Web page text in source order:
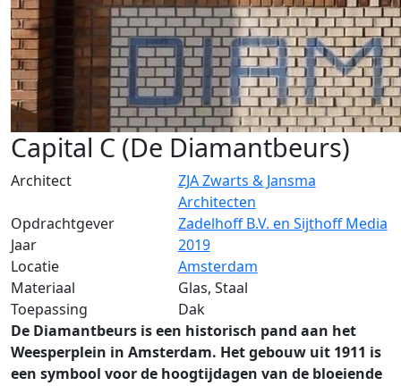
Capital C (De Diamantbeurs)
Architect
ZJA Zwarts & Jansma
Architecten
Opdrachtgever
Zadelhoff B.V. en Sijthoff Media
Jaar
2019
Locatie
Amsterdam
Materiaal
Glas, Staal
Toepassing
Dak
De Diamantbeurs is een historisch pand aan het
Weesperplein in Amsterdam. Het gebouw uit 1911 is
een symbool voor de hoogtijdagen van de bloeiende